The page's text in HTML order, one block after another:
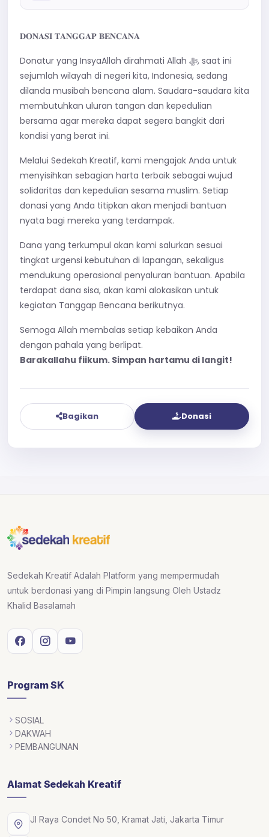
𝐃𝐎𝐍𝐀𝐒𝐈 𝐓𝐀𝐍𝐆𝐆𝐀𝐏 𝐁𝐄𝐍𝐂𝐀𝐍𝐀
Donatur yang InsyaAllah dirahmati Allah ﷻ, saat ini
sejumlah wilayah di negeri kita, Indonesia, sedang
dilanda musibah bencana alam. Saudara-saudara kita
membutuhkan uluran tangan dan kepedulian
bersama agar mereka dapat segera bangkit dari
kondisi yang berat ini.
Melalui Sedekah Kreatif, kami mengajak Anda untuk
menyisihkan sebagian harta terbaik sebagai wujud
solidaritas dan kepedulian sesama muslim. Setiap
donasi yang Anda titipkan akan menjadi bantuan
nyata bagi mereka yang terdampak.
Dana yang terkumpul akan kami salurkan sesuai
tingkat urgensi kebutuhan di lapangan, sekaligus
mendukung operasional penyaluran bantuan. Apabila
terdapat dana sisa, akan kami alokasikan untuk
kegiatan Tanggap Bencana berikutnya.
Semoga Allah membalas setiap kebaikan Anda
dengan pahala yang berlipat.
Barakallahu fiikum. Simpan hartamu di langit!
Bagikan Donasi
Sedekah Kreatif Adalah Platform yang mempermudah
untuk berdonasi yang di Pimpin langsung Oleh Ustadz
Khalid Basalamah
Program SK
SOSIAL
DAKWAH
PEMBANGUNAN
Alamat Sedekah Kreatif
Jl Raya Condet No 50, Kramat Jati, Jakarta Timur